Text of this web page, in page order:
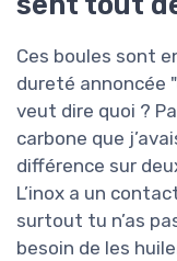
Ces boules sont
dureté annoncée
veut dire quoi ?
carbone que
différence sur
L’inox a un
surtout tu n’as
besoin de les